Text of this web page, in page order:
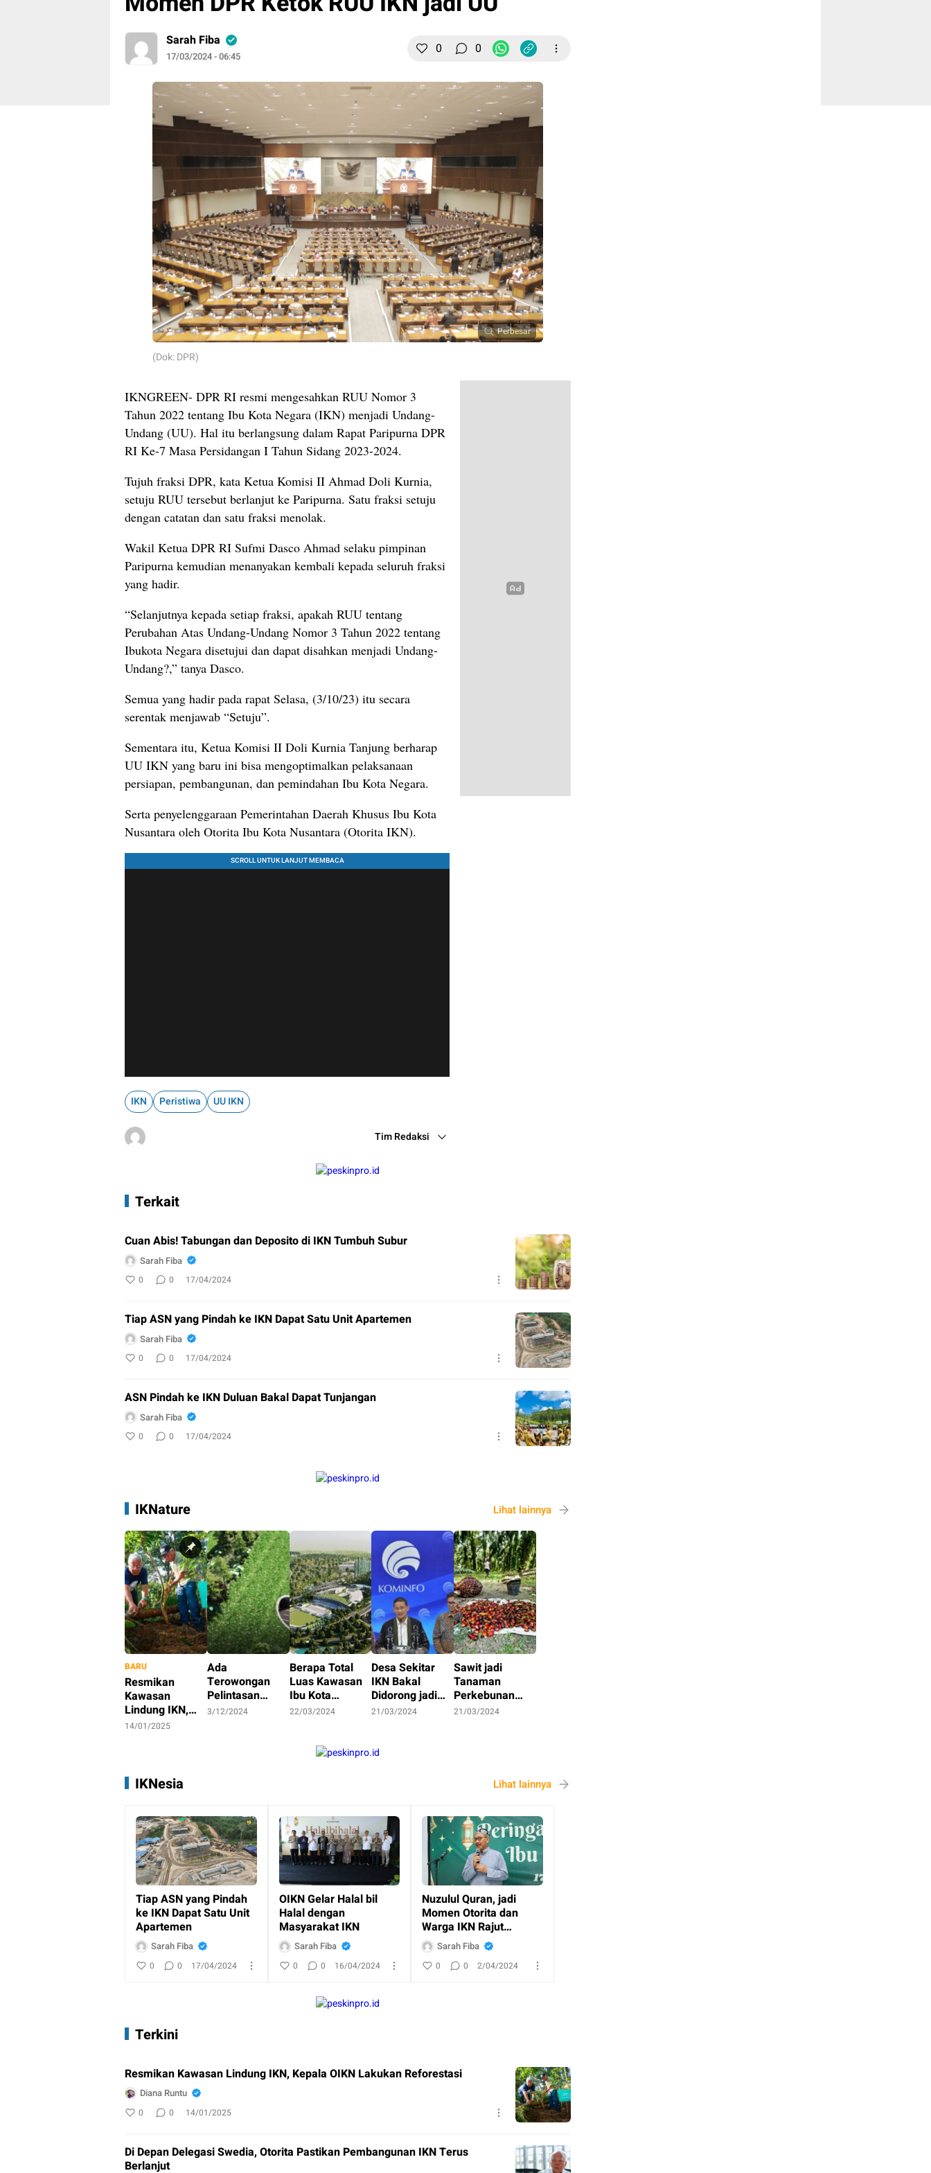
Sarah Fiba
17/03/2024 - 06:45 0 0
Perbesar
(Dok: DPR)
IKNGREEN- DPR RI resmi mengesahkan RUU Nomor 3
Tahun 2022 tentang Ibu Kota Negara (IKN) menjadi Undang-
Undang (UU). Hal itu berlangsung dalam Rapat Paripurna DPR
RI Ke-7 Masa Persidangan I Tahun Sidang 2023-2024.
Tujuh fraksi DPR, kata Ketua Komisi II Ahmad Doli Kurnia,
setuju RUU tersebut berlanjut ke Paripurna. Satu fraksi setuju
dengan catatan dan satu fraksi menolak.
Wakil Ketua DPR RI Sufmi Dasco Ahmad selaku pimpinan
Paripurna kemudian menanyakan kembali kepada seluruh fraksi
yang hadir.
“Selanjutnya kepada setiap fraksi, apakah RUU tentang
Perubahan Atas Undang-Undang Nomor 3 Tahun 2022 tentang
Ibukota Negara disetujui dan dapat disahkan menjadi Undang-
Undang?,” tanya Dasco.
Semua yang hadir pada rapat Selasa, (3/10/23) itu secara
serentak menjawab “Setuju”.
Sementara itu, Ketua Komisi II Doli Kurnia Tanjung berharap
UU IKN yang baru ini bisa mengoptimalkan pelaksanaan
persiapan, pembangunan, dan pemindahan Ibu Kota Negara.
Serta penyelenggaraan Pemerintahan Daerah Khusus Ibu Kota
Nusantara oleh Otorita Ibu Kota Nusantara (Otorita IKN).
IKN Peristiwa UU IKN
Tim Redaksi
Terkait
Cuan Abis! Tabungan dan Deposito di IKN Tumbuh Subur
Sarah Fiba
0 0 17/04/2024
Tiap ASN yang Pindah ke IKN Dapat Satu Unit Apartemen
Sarah Fiba
0 0 17/04/2024
ASN Pindah ke IKN Duluan Bakal Dapat Tunjangan
Sarah Fiba
0 0 17/04/2024
IKNature Lihat lainnya
BARU
Resmikan
Kawasan
Lindung IKN,
Kepala OIKN
14/01/2025
Ada
Terowongan
Pelintasan
Satwa di Jalan
3/12/2024
Berapa Total
Luas Kawasan
Ibu Kota
Nusantara?
22/03/2024
Desa Sekitar
IKN Bakal
Didorong jadi
Desa Wisata
21/03/2024
Sawit jadi
Tanaman
Perkebunan
Utama Penajam
21/03/2024
IKNesia Lihat lainnya
Tiap ASN yang Pindah
ke IKN Dapat Satu Unit
Apartemen
Sarah Fiba
0 0 17/04/2024
OIKN Gelar Halal bil
Halal dengan
Masyarakat IKN
Sarah Fiba
0 0 16/04/2024
Nuzulul Quran, jadi
Momen Otorita dan
Warga IKN Rajut
Kebersamaan
Sarah Fiba
0 0 2/04/2024
Terkini
Resmikan Kawasan Lindung IKN, Kepala OIKN Lakukan Reforestasi
Diana Runtu
0 0 14/01/2025
Di Depan Delegasi Swedia, Otorita Pastikan Pembangunan IKN Terus
Berlanjut